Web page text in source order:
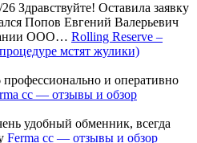
26 Здравствуйте! Оставила заявку
Попов Евгений Валерьевич
ООО… Rolling Reserve –
мстят жулики)
профессионально и оперативно
cc — отзывы и обзор
удобный обменник, всегда
Ferma cc — отзывы и обзор